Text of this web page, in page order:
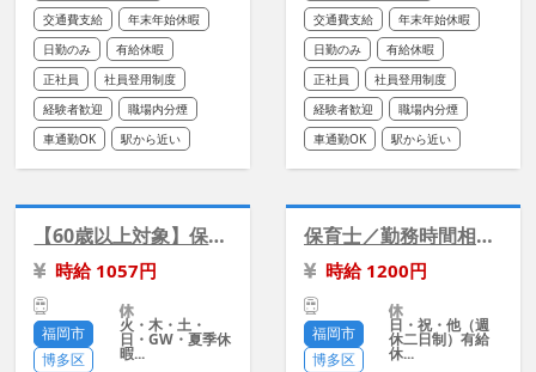
交通費支給
年末年始休暇
日勤のみ
有給休暇
正社員
社員登用制度
経験者歓迎
職場内分煙
車通勤OK
駅から近い
交通費支給
年末年始休暇
日勤のみ
有給休暇
正社員
社員登用制度
経験者歓迎
職場内分煙
車通勤OK
駅から近い
【60歳以上対象】保育園の清掃/5時間×平日週3日
時給 1057円
福岡市
博多区
火・木・土・
日・GW・夏季休
暇...
保育士／勤務時間相談可能／職場見学OK《日祝休み》
時給 1200円
福岡市
博多区
日・祝・他（週
休二日制）有給
休...